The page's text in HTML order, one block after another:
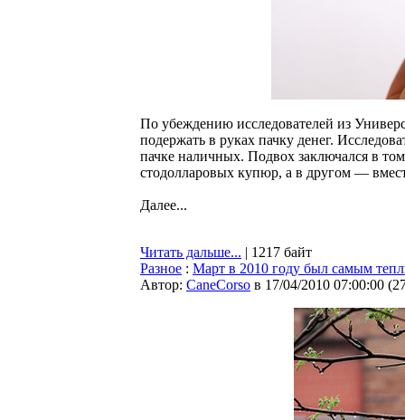
По убеждению исследователей из
подержать в руках пачку денег.
пачке наличных. Подвох заключался в
стодолларовых купюр, а в другом —
Далее...
Читать дальше... | 1217 байт
Разное : Март в 2010 году был самым
Автор: CaneCorso в 17/04/2010 07:00:00 (